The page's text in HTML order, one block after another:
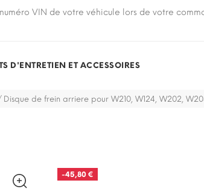
VIN de votre véhicule lors de votre
D'ENTRETIEN ET ACCESSOIRES
Disque de frein arriere pour W210, W124, W202,
-45,80 €